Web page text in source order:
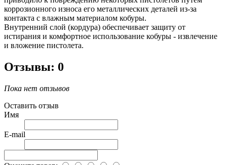
коррозионного износа его металлических деталей из-за
контакта с влажным материалом кобуры.
Внутренний слой (кордура) обеспечивает защиту от
истирания и комфортное использование кобуры - извлечение
и вложение пистолета.
Отзывы: 0
Пока нет отзывов
Оставить отзыв
Имя
E-mail